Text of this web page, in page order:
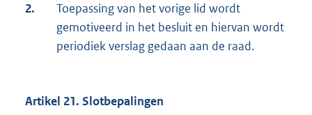
2.
Toepassing van het vorige lid wordt
gemotiveerd in het besluit en hiervan wordt
periodiek verslag gedaan aan de raad.
Artikel 21. Slotbepalingen